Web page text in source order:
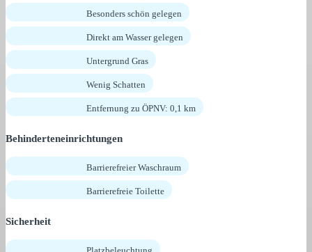
Besonders schön gelegen
Direkt am Wasser gelegen
Untergrund Gras
Wenig Schatten
Entfernung zu ÖPNV: 0,1 km
Behinderteneinrichtungen
Barrierefreier Waschraum
Barrierefreie Toilette
Sicherheit